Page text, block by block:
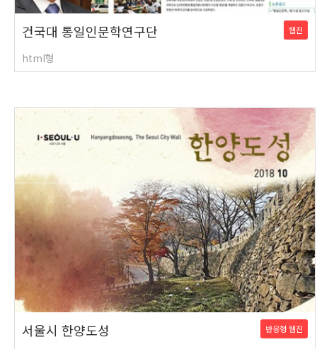
건국대 통일인문학연구단 웹진
html형
서울시 한양도성 반응형 웹진